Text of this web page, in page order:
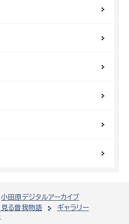
小田原デジタルアーカイブ
る曽我物語
ギャラリー